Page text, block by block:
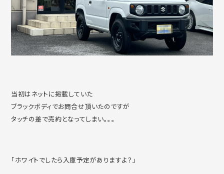
当初はネットに掲載していた
ブラックボディでお問合せ頂いたのですが
タッチの差で売約となってしまい。。。
「ホワイトでしたら入庫予定がありますよ？」